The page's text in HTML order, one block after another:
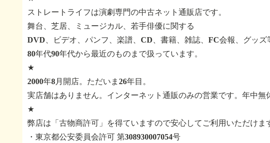
ストレートライフは演劇専門の中古ネット通販店です。
舞台、芝居、ミュージカル、若手俳優に関する
DVD、ビデオ、パンフ、楽譜、CD、書籍、雑誌、FC会報、グッズ
80年代90年代から最近のものまで扱っています。
★
2000年8月開店。ただいま26年目。
実店舗はありません。インターネット通販のみの営業です。年中無
★
弊店は「古物商許可」を得ていますので安心してご利用いただけま
・東京都公安委員会許可 第308930007054号